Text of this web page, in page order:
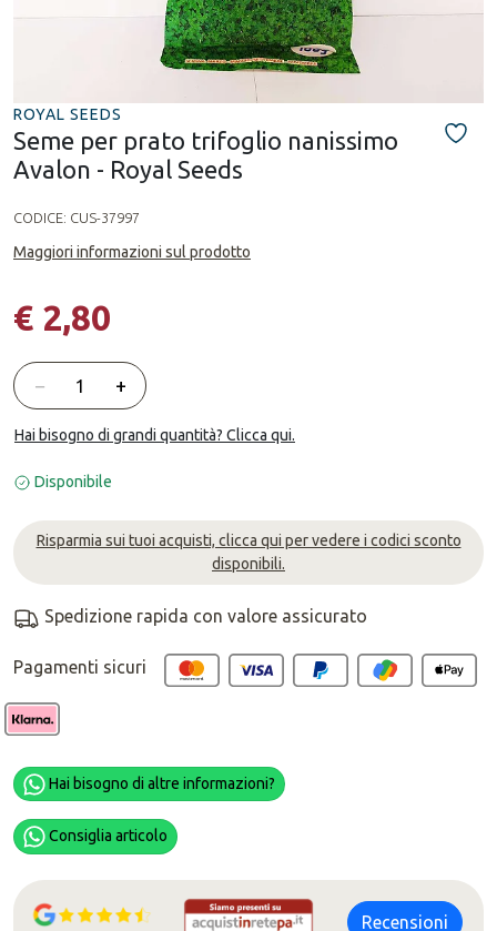
ROYAL SEEDS
Seme per prato trifoglio nanissimo
Avalon - Royal Seeds
CODICE: CUS-37997
Maggiori informazioni sul prodotto
€ 2,80
Quantità
− +
Hai bisogno di grandi quantità? Clicca qui.
Disponibile
Risparmia sui tuoi acquisti, clicca qui per vedere i codici sconto
disponibili.
Spedizione rapida con valore assicurato
Pagamenti sicuri
Hai bisogno di altre informazioni?
Consiglia articolo
Recensioni